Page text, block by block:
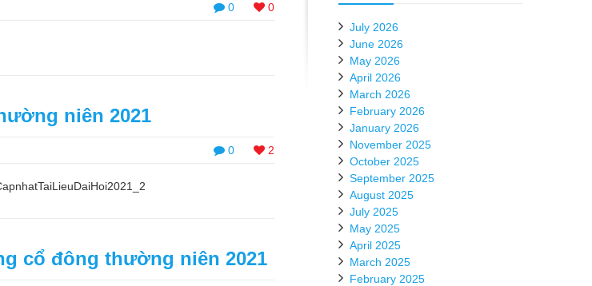
0 0
niên 2021
0 2
cổ đông thường niên 2021
July 2026
June 2026
May 2026
April 2026
March 2026
February 2026
January 2026
November 2025
October 2025
September 2025
August 2025
July 2025
May 2025
April 2025
March 2025
February 2025